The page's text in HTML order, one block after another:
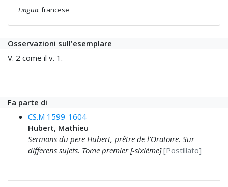
Lingua: francese
Osservazioni sull'esemplare
V. 2 come il v. 1.
Fa parte di
CS.M 1599-1604
Hubert, Mathieu
Sermons du pere Hubert, prêtre de l'Oratoire. Sur
differens sujets. Tome premier [-sixième] [Postillato]